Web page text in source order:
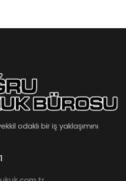
odaklı bir iş yaklaşımını